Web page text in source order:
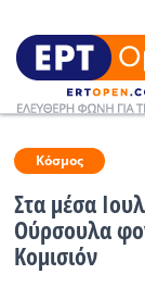
Ειδήσεις
Ελλάδα
Κόσμος
Στα μέσα
Ούρσουλα
Κομισιόν